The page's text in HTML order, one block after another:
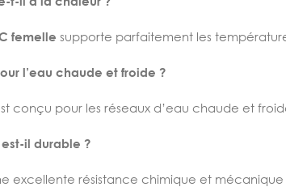
femelle supporte parfaitement les
l’eau chaude et froide ?
conçu pour les réseaux d’eau chaude et
est-il durable ?
excellente résistance chimique et